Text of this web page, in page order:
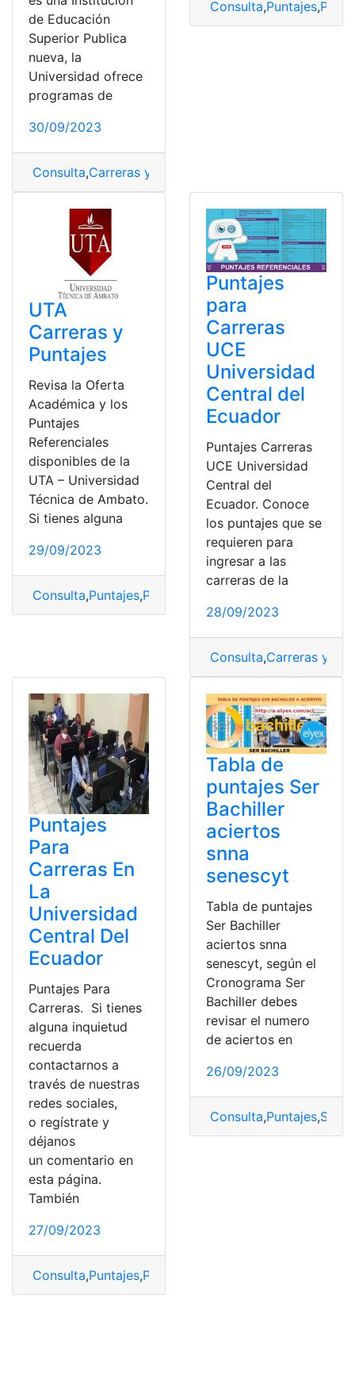
de Educación
Superior Publica
nueva, la
Universidad ofrece
programas de
30/09/2023
Consulta,Carreras y Puntajes
Consulta,Puntajes,
UTA
Carreras y
Puntajes
Revisa la Oferta
Académica y los
Puntajes
Referenciales
disponibles de la
UTA – Universidad
Técnica de Ambato.
Si tienes alguna
29/09/2023
Consulta,Puntajes,Puntajes carreras
Puntajes
para
Carreras
UCE
Universidad
Central del
Ecuador
Puntajes Carreras
UCE Universidad
Central del
Ecuador. Conoce
los puntajes que se
requieren para
ingresar a las
carreras de la
28/09/2023
Consulta,Carreras y
Puntajes
Para
Carreras En
La
Universidad
Central Del
Ecuador
Puntajes Para
Carreras. Si tienes
alguna inquietud
recuerda
contactarnos a
través de nuestras
redes sociales,
o regístrate y
déjanos
un comentario en
esta página.
También
27/09/2023
Consulta,Puntajes,Puntajes carreras
Tabla de
puntajes Ser
Bachiller
aciertos
snna
senescyt
Tabla de puntajes
Ser Bachiller
aciertos snna
senescyt, según el
Cronograma Ser
Bachiller debes
revisar el numero
de aciertos en
26/09/2023
Consulta,Puntajes,Ser